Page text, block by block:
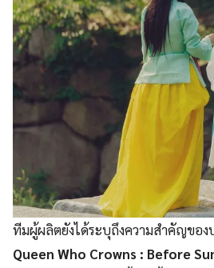
ทีมผู้ผลิตยังได้ระบุถึงความสำคัญขอ
Queen Who Crowns : Before